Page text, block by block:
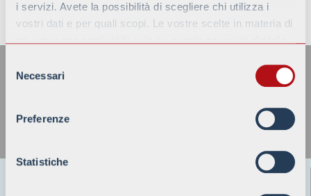
i servizi. Avete la possibilità di scegliere chi utilizza i
vostri dati e per quali scopi. Le vostre scelte in materia di
modificare o revocare il proprio consenso in qualsiasi
momento dalla Dichiarazione sui cookie o facendo clic
raccogliere informazioni sulla tua posizione
geografica, con un'approssimazione di qualche
delNecessari
Preferenze
Statistiche
TORNA ALLE NEWS
ISCRIVITI ALLA NOSTRA
NEWSLETTER